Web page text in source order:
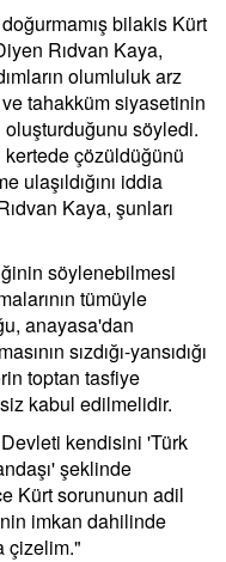
bilakis Kürt
Rıdvan Kaya,
olumluluk arz
tahakküm siyasetinin
oluşturduğunu söyledi.
çözüldüğünü
ulaşıldığını iddia
Kaya, şunları
söylenebilmesi
tümüyle
anayasa'dan
sızdığı-yansıdığı
toptan tasfiye
kabul edilmelidir.
kendisini 'Türk
şeklinde
Kürt sorununun adil
imkan dahilinde
çizelim."